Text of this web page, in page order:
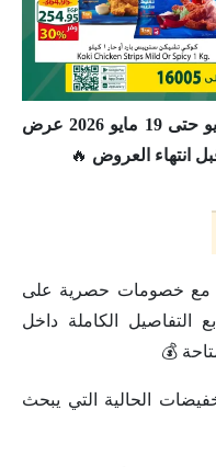
اكتشف عروض سبينس اليوم 13 مايو حتى 19 مايو 2026 عرض
انتهاء العروض 🔥
مع خصومات حصرية على
التفاصيل الكاملة داخل
💰
الحالية التي يبحث